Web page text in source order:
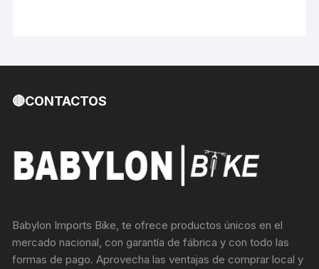
🔴CONTACTOS
Babylon Imports Bike, te ofrece productos únicos en el
mercado nacional, con garantía de fábrica y con todo las
formas de pago. Aprovecha las ventajas de comprar local y